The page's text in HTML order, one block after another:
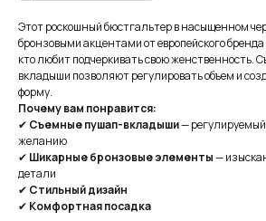
Этот роскошный бюстгальтер в насыщенном
бронзовыми акцентами от европейского
кто любит подчеркивать свою женственность.
вкладыши позволяют регулировать объем и
форму.
Почему вам понравится:
✔ Съемные пушап-вкладыши—
желанию
✔ Шикарные бронзовые элементы—
детали
✔ Стильный дизайн
✔ Комфортная посадка
В наших студиях действует
сегодня
25%
2 недели
25%
4 недели
25%
Без комиссий и